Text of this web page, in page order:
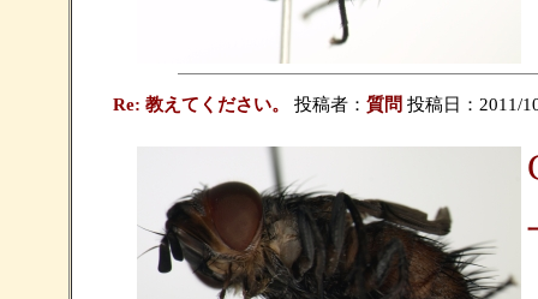
Re: 教えてください。 投稿者： 質問 投稿日：2011/